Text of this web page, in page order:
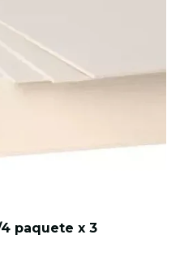
paquete x 3